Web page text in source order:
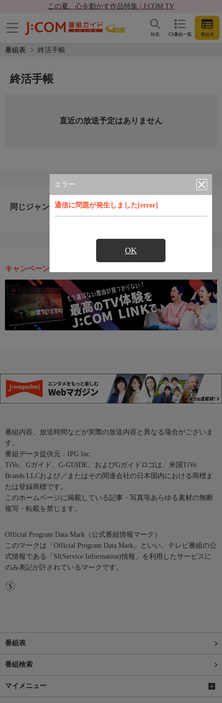
この夏、心を動かす作品特集 | J:COM TV
CS番組一覧 番組表
検索
番組表 終活手帳
エラー
通信に問題が発生しました[error]
OK
終活手帳
直近の放送予定はありません
同じジャンルのおすすめ番組
キャンペーン・お得な情報
番組内容、放送時間などが実際の放送内容と異なる場合がございま
す。
番組データ提供元：IPG Inc.
TiVo、Gガイド、G-GUIDE、およびGガイドロゴは、米国TiVo
Brands LLCおよび／またはその関連会社の日本国内における商標ま
たは登録商標です。
このホームページに掲載している記事・写真等あらゆる素材の無断
複写・転載を禁じます。
Official Program Data Mark（公式番組情報マーク）
このマークは「Official Program Data Mark」といい、テレビ番組の公
式情報である「SI(Service Information)情報」を利用したサービスに
のみ表記が許されているマークです。
番組表
番組検索
マイメニュー